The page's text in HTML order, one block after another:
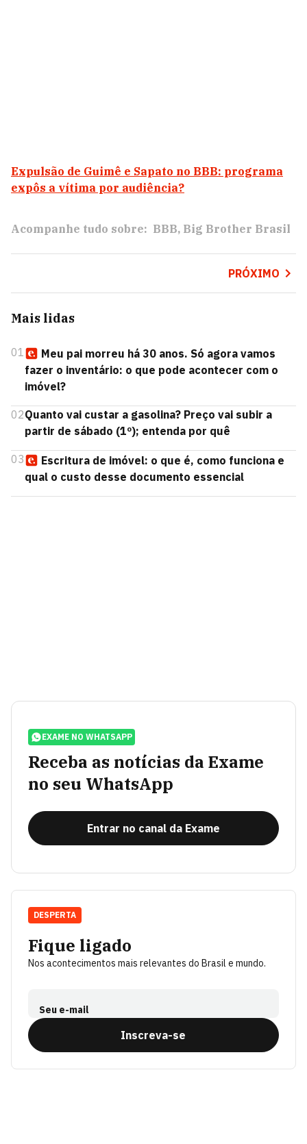
Expulsão de Guimê e Sapato no BBB: programa
expôs a vítima por audiência?
Acompanhe tudo sobre: BBB Big Brother Brasil
PRÓXIMO
Mais lidas
01
Meu pai morreu há 30 anos. Só agora vamos
fazer o inventário: o que pode acontecer com o
imóvel?
02Quanto vai custar a gasolina? Preço vai subir a
partir de sábado (1º); entenda por quê
03
Escritura de imóvel: o que é, como funciona e
qual o custo desse documento essencial
EXAME NO WHATSAPP
Receba as notícias da Exame
no seu WhatsApp
Entrar no canal da Exame
Fique ligado
Nos acontecimentos mais relevantes do Brasil e mundo.
Seu e-mail
Inscreva-se
DESPERTA